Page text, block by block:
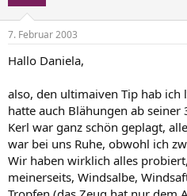
7. Februar 2003
Hallo Daniela,
also, den ultimaiven Tip hab
hatte auch Blähungen ab seiner
Kerl war ganz schön geplagt,
war bei uns Ruhe, obwohl ich
Wir haben wirklich alles
meinerseits, Windsalbe,